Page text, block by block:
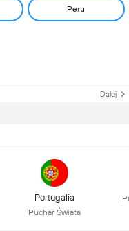
Peru
Dalej
Portugalia
Puchar Świata